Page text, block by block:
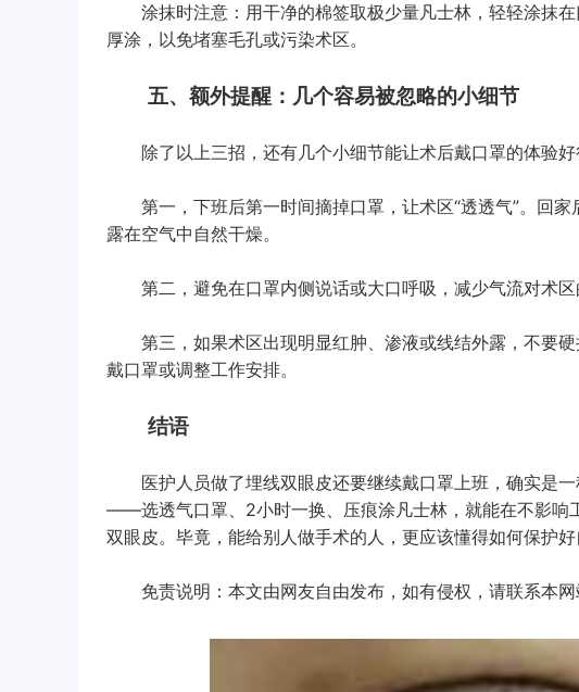
涂抹时注意：用干净的棉签取极少量凡士林，轻轻涂抹在
厚涂，以免堵塞毛孔或污染术区。
五、额外提醒：几个容易被忽略的小细节
除了以上三招，还有几个小细节能让术后戴口罩的体验好
第一，下班后第一时间摘掉口罩，让术区“透透气”。回家
露在空气中自然干燥。
第二，避免在口罩内侧说话或大口呼吸，减少气流对术区
第三，如果术区出现明显红肿、渗液或线结外露，不要硬
戴口罩或调整工作安排。
结语
医护人员做了埋线双眼皮还要继续戴口罩上班，确实是一
——选透气口罩、2小时一换、压痕涂凡士林，就能在不影响
双眼皮。毕竟，能给别人做手术的人，更应该懂得如何保护好
免责说明：本文由网友自由发布，如有侵权，请联系本网